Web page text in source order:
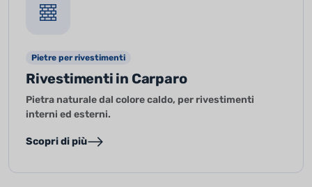
Pietre per rivestimenti
Rivestimenti in Carparo
Pietra naturale dal colore caldo, per rivestimenti
interni ed esterni.
Scopri di più